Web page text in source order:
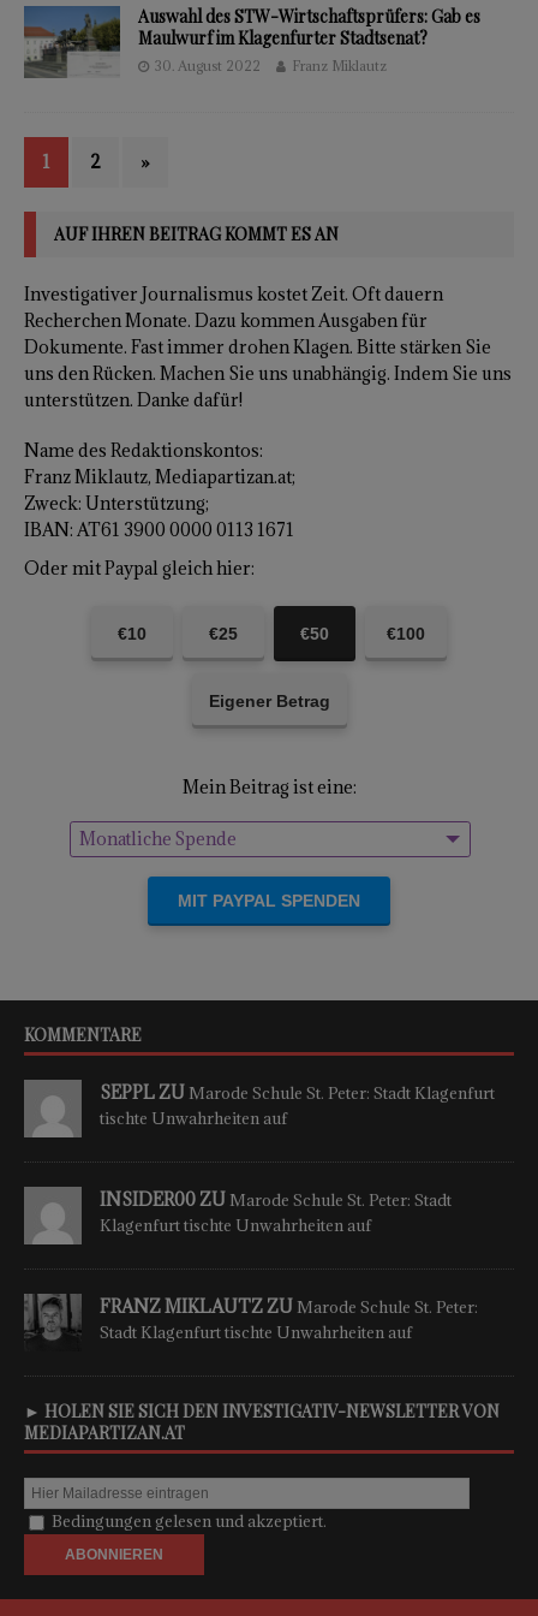
Auswahl des STW-Wirtschaftsprüfers: Gab es
Maulwurf im Klagenfurter Stadtsenat?
30. August 2022 Franz Miklautz
1 2 »
AUF IHREN BEITRAG KOMMT ES AN
Investigativer Journalismus kostet Zeit. Oft dauern
Recherchen Monate. Dazu kommen Ausgaben für
Dokumente. Fast immer drohen Klagen. Bitte stärken Sie
uns den Rücken. Machen Sie uns unabhängig. Indem Sie uns
unterstützen. Danke dafür!
Name des Redaktionskontos:
Franz Miklautz, Mediapartizan.at;
Zweck: Unterstützung;
IBAN: AT61 3900 0000 0113 1671
Oder mit Paypal gleich hier:
€10 €25 €50 €100
Eigener Betrag
Mein Beitrag ist eine:
Einmalige Spende
Monatliche Spende
KOMMENTARE
SEPPL ZU Marode Schule St. Peter: Stadt Klagenfurt
tischte Unwahrheiten auf
INSIDER00 ZU Marode Schule St. Peter: Stadt
Klagenfurt tischte Unwahrheiten auf
FRANZ MIKLAUTZ ZU Marode Schule St. Peter:
Stadt Klagenfurt tischte Unwahrheiten auf
► HOLEN SIE SICH DEN INVESTIGATIV-NEWSLETTER VON
MEDIAPARTIZAN.AT
Bedingungen gelesen und akzeptiert.